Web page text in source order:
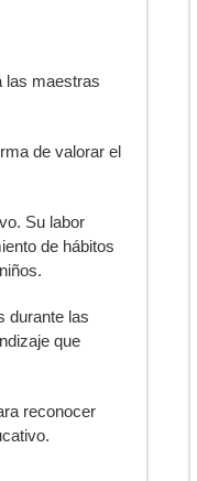
las maestras
de valorar el
Su labor
de hábitos
durante las
que
reconocer